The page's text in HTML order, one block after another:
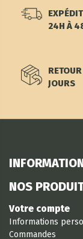
24H À
JOURS
NOS
Votre compte
Informations
Commandes